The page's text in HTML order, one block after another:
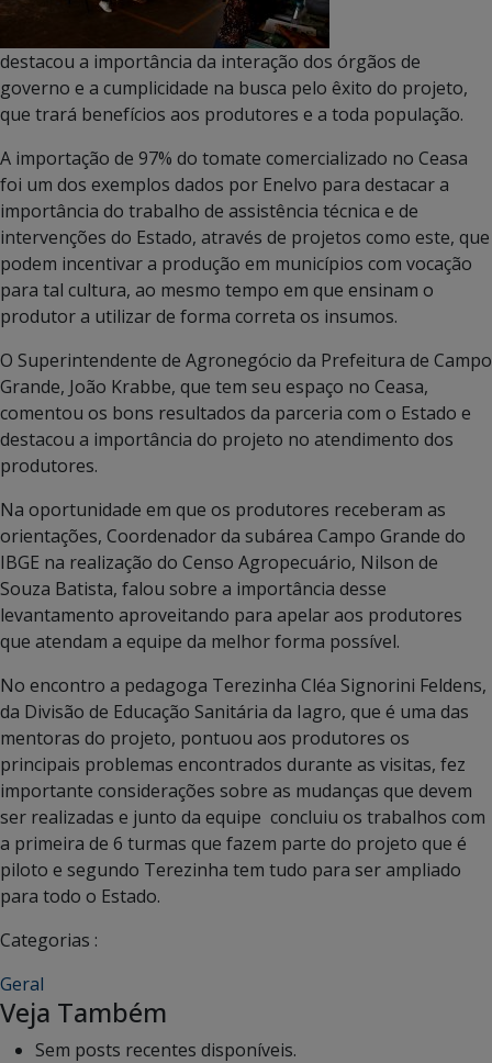
destacou a importância da interação dos órgãos de
governo e a cumplicidade na busca pelo êxito do projeto,
que trará benefícios aos produtores e a toda população.
A importação de 97% do tomate comercializado no Ceasa
foi um dos exemplos dados por Enelvo para destacar a
importância do trabalho de assistência técnica e de
intervenções do Estado, através de projetos como este, que
podem incentivar a produção em municípios com vocação
para tal cultura, ao mesmo tempo em que ensinam o
produtor a utilizar de forma correta os insumos.
O Superintendente de Agronegócio da Prefeitura de Campo
Grande, João Krabbe, que tem seu espaço no Ceasa,
comentou os bons resultados da parceria com o Estado e
destacou a importância do projeto no atendimento dos
produtores.
Na oportunidade em que os produtores receberam as
orientações, Coordenador da subárea Campo Grande do
IBGE na realização do Censo Agropecuário, Nilson de
Souza Batista, falou sobre a importância desse
levantamento aproveitando para apelar aos produtores
que atendam a equipe da melhor forma possível.
No encontro a pedagoga Terezinha Cléa Signorini Feldens,
da Divisão de Educação Sanitária da Iagro, que é uma das
mentoras do projeto, pontuou aos produtores os
principais problemas encontrados durante as visitas, fez
importante considerações sobre as mudanças que devem
ser realizadas e junto da equipe concluiu os trabalhos com
a primeira de 6 turmas que fazem parte do projeto que é
piloto e segundo Terezinha tem tudo para ser ampliado
para todo o Estado.
Categorias :
Geral
Veja Também
Sem posts recentes disponíveis.